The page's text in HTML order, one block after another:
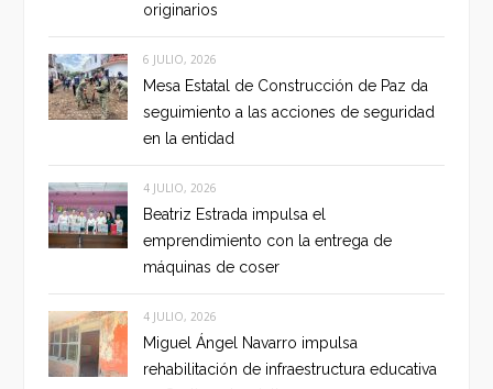
originarios
6 JULIO, 2026
Mesa Estatal de Construcción de Paz da
seguimiento a las acciones de seguridad
en la entidad
4 JULIO, 2026
Beatriz Estrada impulsa el
emprendimiento con la entrega de
máquinas de coser
4 JULIO, 2026
Miguel Ángel Navarro impulsa
rehabilitación de infraestructura educativa